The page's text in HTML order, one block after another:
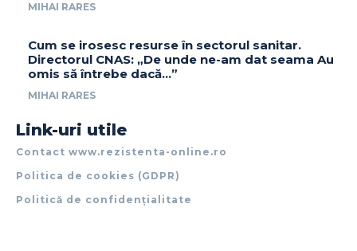
MIHAI RARES
Cum se irosesc resurse în sectorul sanitar.
Directorul CNAS: „De unde ne-am dat seama Au
omis să întrebe dacă…”
MIHAI RARES
Link-uri utile
Contact www.rezistenta-online.ro
Politica de cookies (GDPR)
Politică de confidențialitate